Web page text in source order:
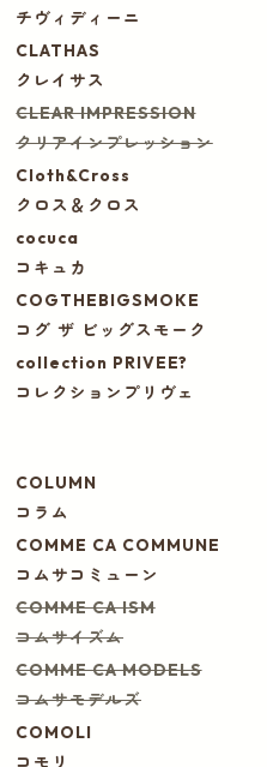
チヴィディーニ
CLATHAS
クレイサス
CLEAR IMPRESSION
クリアインプレッション
Cloth&Cross
クロス＆クロス
cocuca
コキュカ
COGTHEBIGSMOKE
コグ ザ ビッグスモーク
collection PRIVEE?
コレクションプリヴェ
COLUMN
コラム
COMME CA COMMUNE
コムサコミューン
COMME CA ISM
コムサイズム
COMME CA MODELS
コムサモデルズ
COMOLI
コモリ